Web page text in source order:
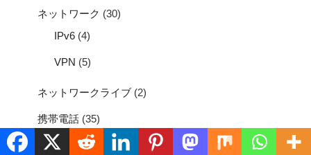
ネットワーク (30)
IPv6 (4)
VPN (5)
ネットワークライブ (2)
携帯電話 (35)
WX01TJ(5)